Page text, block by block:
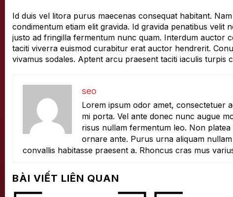
Id duis vel litora purus maecenas consequat habitant.
condimentum etiam elit gravida. Id gravida penatibus velit
justo ad fringilla fermentum nunc quam. Interdum auctor
taciti viverra euismod curabitur erat auctor hendrerit.
vivamus sodales. Aptent arcu praesent taciti iaculis turpis
seo
Lorem ipsum odor amet, consectetuer
mi porta. Vel ante donec nunc augue
risus nullam fermentum leo. Non
ornare ante. Purus urna aliquam
convallis habitasse praesent a. Rhoncus cras mus
BÀI VIẾT LIÊN QUAN